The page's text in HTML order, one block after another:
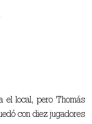
el local, pero Thomás
con diez jugadores